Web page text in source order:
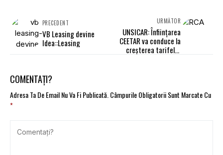
PRECEDENT
VB Leasing devine
Idea::Leasing
URMĂTOR
UNSICAR: Înfiinţarea
CEETAR va conduce la
creşterea tarifelor
COMENTAȚI?
Adresa Ta De Email Nu Va Fi Publicată.Câmpurile Obligatorii Sunt Marcate Cu
*